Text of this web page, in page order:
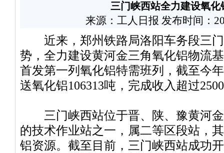
三门峡西站全力建设氧化
来源：工人日报 发布时间：
近来，郑州铁路局洛阳车务段三门
势，全力建设黄河金三角氧化铝物流
首发第一列氧化铝特需班列，截至今
送氧化铝106313吨，完成收入超过
三门峡西站位于晋、陕、豫黄河金
的技术作业站之一，属二等区段站，
铝资源。截至目前，三门峡西站成功